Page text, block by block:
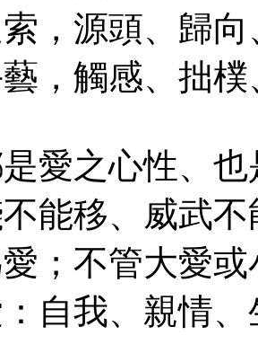
，源頭、歸
，觸感、拙
愛之心性、
能移、威武
；不管大愛
自我、親情、